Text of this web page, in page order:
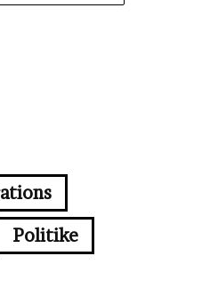
Politike